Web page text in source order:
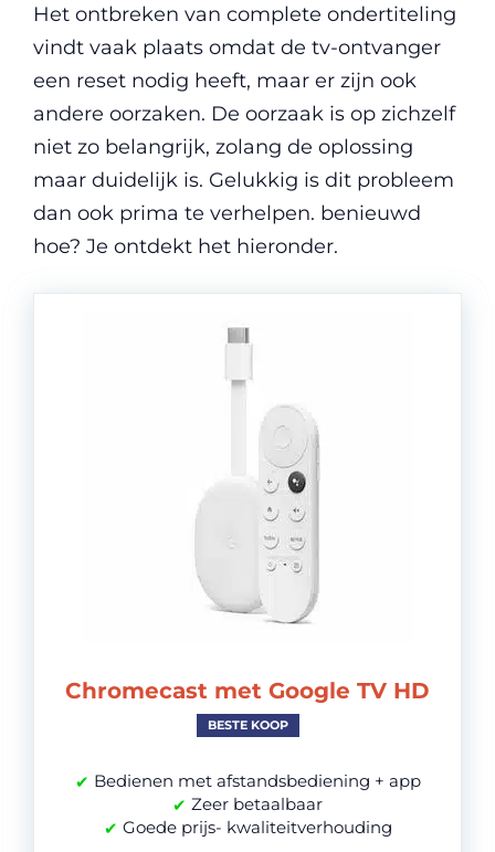
Het ontbreken van complete ondertiteling
vindt vaak plaats omdat de tv-ontvanger
een reset nodig heeft, maar er zijn ook
andere oorzaken. De oorzaak is op zichzelf
niet zo belangrijk, zolang de oplossing
maar duidelijk is. Gelukkig is dit probleem
dan ook prima te verhelpen. benieuwd
hoe? Je ontdekt het hieronder.
Chromecast met Google TV HD
BESTE KOOP
✔ Bedienen met afstandsbediening + app
✔ Zeer betaalbaar
✔ Goede prijs- kwaliteitverhouding